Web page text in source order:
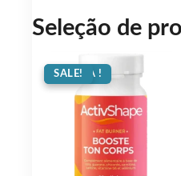
Seleção de
OFERTA !
SALE!